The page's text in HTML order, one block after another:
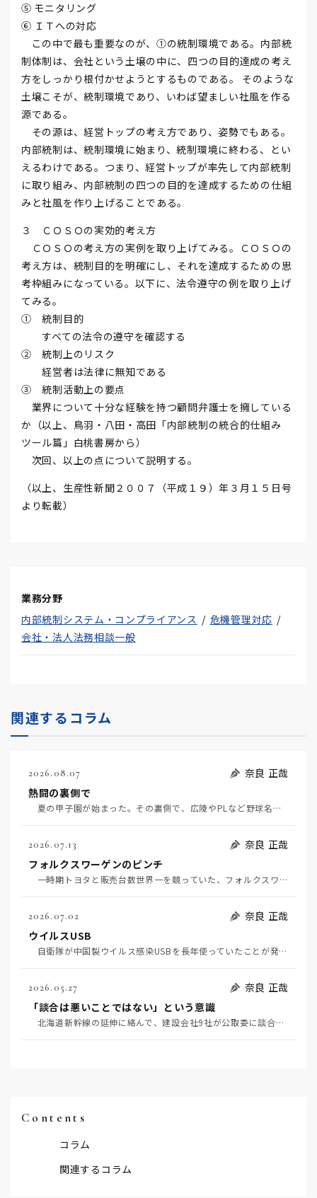
⑤ モニタリング
⑥ ＩＴへの対応
この中で最も重要なのが、①の統制環境である。内部統
制体制は、会社という土壌の中に、四つの目的達成の考え
方をしっかり根付かせようとするものである。 そのような
土壌こそが、統制環境であり、いわば望ましい社風を作る
源である。
その源は、経営トップの考え方であり、姿勢でもある。
内部統制は、統制環境に始まり、統制環境に終わる、とい
えるわけである。つまり、経営トップが率先して内部統制
に取り組み、内部統制の四つの目的を達成するための仕組
みと社風を作り上げることである。
３ ＣＯＳＯの実効的考え方
ＣＯＳＯの考え方の実例を取り上げてみる。ＣＯＳＯの
考え方は、統制目的を明確にし、それを達成するための思
考枠組みになっている。以下に、法令遵守の例を取り上げ
てみる。
① 統制目的
すべての法令の遵守を確認する
② 統制上のリスク
経営者は法律に無知である
③ 統制活動上の要点
業界について十分な経験を持つ顧問弁護士を擁している
か（以上、鳥羽・八田・高田「内部統制の統合的仕組み
ツール篇」白桃書房から）
次回、以上の点について説明する。
（以上、生産性新聞２００７（平成１９）年３月１５日号
より転載）
業務分野
内部統制システム・コンプライアンス
危機管理対応
会社・法人法務相談一般
関連するコラム
2026.08.07
奈良 正哉
熱闘の裏側で
夏の甲子園が始まった。その裏側で、広陵やPLなど野球名門校（だった）の不祥事のその後について、「熱…
2026.07.13
奈良 正哉
フォルクスワーゲンのピンチ
一時期トヨタと販売台数世界一を競っていた、フォルクスワーゲンの経営がピンチだ（7月11日日経）。そ…
2026.07.02
奈良 正哉
ウイルスUSB
自衛隊が中国製ウイルス感染USBを長年使っていたことが発覚して問題になっている（7月2日日経）。筆…
2026.05.27
奈良 正哉
「談合は悪いことではない」という意識
北海道新幹線の延伸に絡んで、建設会社9社が公取委に談合を疑われている（5月20日日経）。 談合と…
Contents
コラム
関連するコラム